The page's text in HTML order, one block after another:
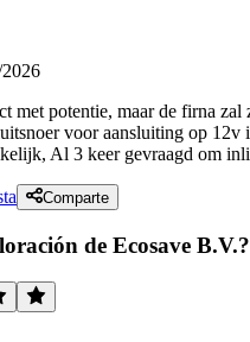
met potentie, maar de firna
voor aansluiting op
Al 3 keer gevraagd om
Comparte
de Ecosave B.V.?